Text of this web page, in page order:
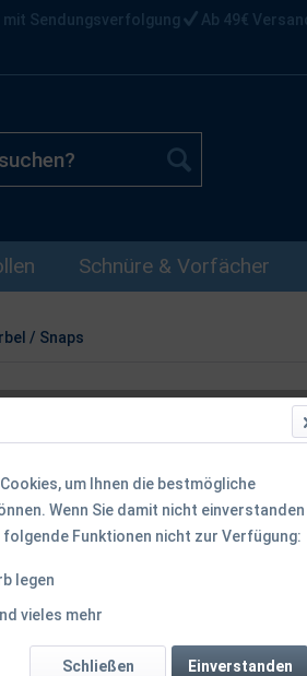
mit Sendungsverfolgung Ab 49€
Schnüre & Vorfächer
/ Snaps
Spro Barrel
10 12 1/0 2/
ab 2,39 € *
Versand
um Ihnen die bestmögliche
Wenn Sie damit nicht einverstanden
Funktionen nicht zur Verfügung:
legen
vieles mehr
Einverstanden
Schließen